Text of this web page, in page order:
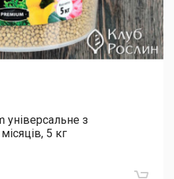
з
5 кг